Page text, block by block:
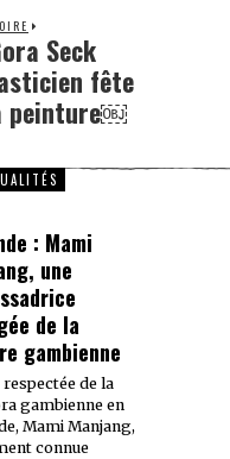
Seck
fête
peinture￼
: Mami
une
de la
gambienne
de la
gambienne en
Mami Manjang,
connue